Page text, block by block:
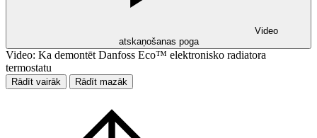
Video
atskaņošanas poga
Video: Ka demontēt Danfoss Eco™ elektronisko radiatora
termostatu
Rādīt vairāk Rādīt mazāk